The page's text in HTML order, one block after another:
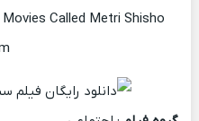
Called Metri Shisho